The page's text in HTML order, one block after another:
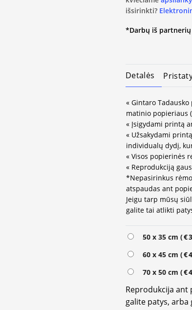
išsirinkti?
*Darbų iš
Detalės
« Gintaro
matinio popieriaus
« Įsigydami printą
« Užsakydami
individualų dydį,
« Visos popierinės
« Reprodukciją
*Nepasirinkus
atspaudas ant
Jeigu tarp mūsų
galite tai atlikti
50 x 35 cm (€
60 x 45 cm (€
70 x 50 cm (€
Reprodukcija
galite patys, arba
Alternative: